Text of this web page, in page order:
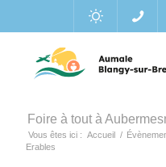
Foire à tout à
Vous êtes ici : Accueil /
Erables